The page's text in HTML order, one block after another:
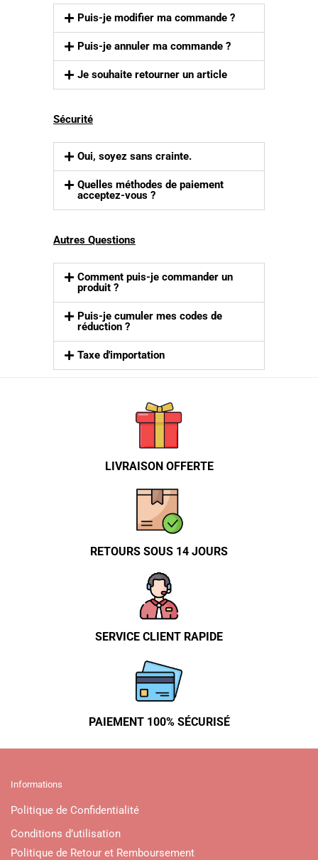
Puis-je modifier ma commande ?
Puis-je annuler ma commande ?
Je souhaite retourner un article
Sécurité
Oui, soyez sans crainte.
Quelles méthodes de paiement
acceptez-vous ?
Autres Questions
Comment puis-je commander un
produit ?
Puis-je cumuler mes codes de
réduction ?
Taxe d'importation
LIVRAISON OFFERTE
RETOURS SOUS 14 JOURS
SERVICE CLIENT RAPIDE
PAIEMENT 100% SÉCURISÉ
Informations
Politique de Confidentialité
Conditions d’utilisation
Politique de Retour et Remboursement